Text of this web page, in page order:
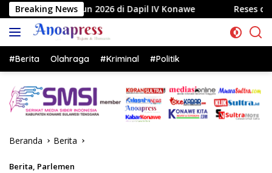
Langsung
ke
konten
Breaking News
di Dapil IV Konawe Reses di Labela, Anggota DPRD
#Berita Olahraga #Kriminal #Politik
Beranda Berita
Berita, Parlemen